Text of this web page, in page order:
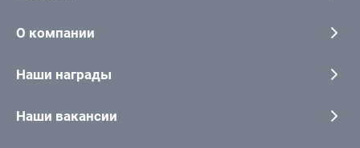
О компании
Наши награды
Наши вакансии